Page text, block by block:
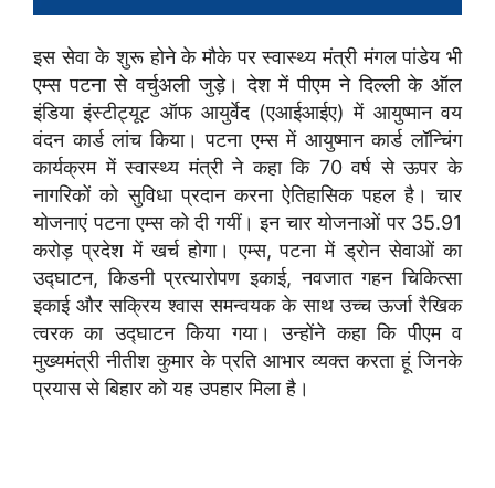
इस सेवा के शुरू होने के मौके पर स्वास्थ्य मंत्री मंगल पांडेय भी
एम्स पटना से वर्चुअली जुड़े। देश में पीएम ने दिल्ली के ऑल
इंडिया इंस्टीट्यूट ऑफ आयुर्वेद (एआईआईए) में आयुष्मान वय
वंदन कार्ड लांच किया। पटना एम्स में आयुष्मान कार्ड लॉन्चिंग
कार्यक्रम में स्वास्थ्य मंत्री ने कहा कि 70 वर्ष से ऊपर के
नागरिकों को सुविधा प्रदान करना ऐतिहासिक पहल है। चार
योजनाएं पटना एम्स को दी गयीं। इन चार योजनाओं पर 35.91
करोड़ प्रदेश में खर्च होगा। एम्स, पटना में ड्रोन सेवाओं का
उद्घाटन, किडनी प्रत्यारोपण इकाई, नवजात गहन चिकित्सा
इकाई और सक्रिय श्वास समन्वयक के साथ उच्च ऊर्जा रैखिक
त्वरक का उद्घाटन किया गया। उन्होंने कहा कि पीएम व
मुख्यमंत्री नीतीश कुमार के प्रति आभार व्यक्त करता हूं जिनके
प्रयास से बिहार को यह उपहार मिला है।